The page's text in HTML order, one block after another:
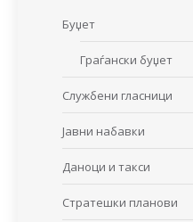
Буџет
Граѓански буџет
Службени гласници
Јавни набавки
Даноци и такси
Стратешки планови